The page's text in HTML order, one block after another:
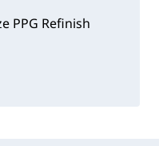
PPG Refinish